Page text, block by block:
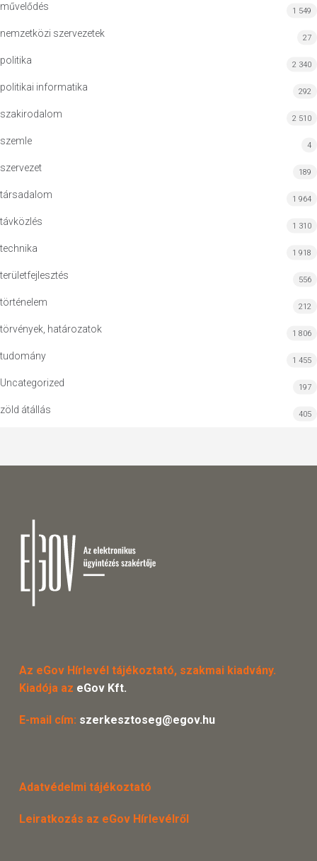
művelődés 1 549
nemzetközi szervezetek 27
politika 2 340
politikai informatika 292
szakirodalom 2 510
szemle 4
szervezet 189
társadalom 1 964
távközlés 1 310
technika 1 918
területfejlesztés 556
történelem 212
törvények, határozatok 1 806
tudomány 1 455
Uncategorized 197
zöld átállás 405
Az eGov Hírlevél tájékoztató, szakmai kiadvány.
Kiadója az eGov Kft.
E-mail cím: szerkesztoseg@egov.hu
Adatvédelmi tájékoztató
Leiratkozás az eGov Hírlevélről